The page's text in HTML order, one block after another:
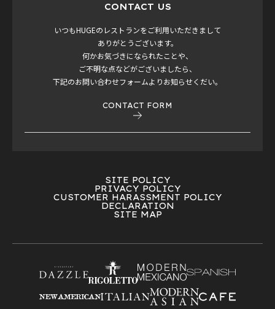
CONTACT US
いつもHUGEのレストランをご利用いただきまして
ありがとうございます。
何かお気づきになられたことや、
ご不明な点などがございましたら、
下記のお問い合わせフォームよりお知らせくだい。
CONTACT FORM
SITE POLICY
PRIVACY POLICY
CUSTOMER HARASSMENT POLICY
DECLARATION
SITE MAP